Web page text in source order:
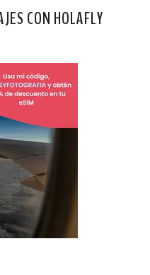
CON HOLAFLY